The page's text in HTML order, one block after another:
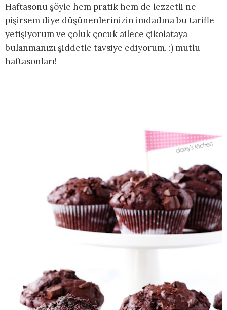
Haftasonu şöyle hem pratik hem de lezzetli ne
pişirsem diye düşünenlerinizin imdadına bu tarifle
yetişiyorum ve çoluk çocuk ailece çikolataya
bulanmanızı şiddetle tavsiye ediyorum. :) mutlu
haftasonları!